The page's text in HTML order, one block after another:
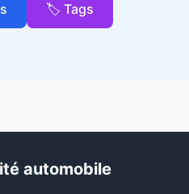
🏷️ Tags
automobile